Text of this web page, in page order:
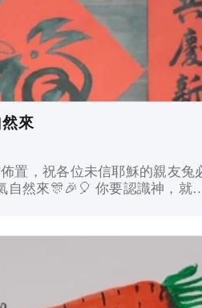
來
置，祝各位未信耶穌的親友兔
你要認識神，就得
長腳長，聽道行道，把握每一
只是你們要行道，不
己。聖經雅各書 1:22